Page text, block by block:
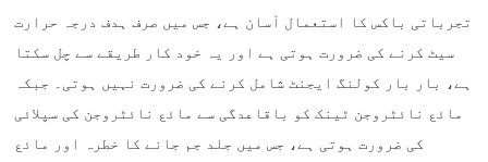
تجرباتی باکس کا استعمال آسان ہے، جس میں صرف ہدف درجہ حرارت
سیٹ کرنے کی ضرورت ہوتی ہے اور یہ خود کار طریقے سے چل سکتا
ہے، بار بار کولنگ ایجنٹ شامل کرنے کی ضرورت نہیں ہوتی۔ جبکہ
مائع نائٹروجن ٹینک کو باقاعدگی سے مائع نائٹروجن کی سپلائی
کی ضرورت ہوتی ہے، جس میں جلد جم جانے کا خطرہ اور مائع